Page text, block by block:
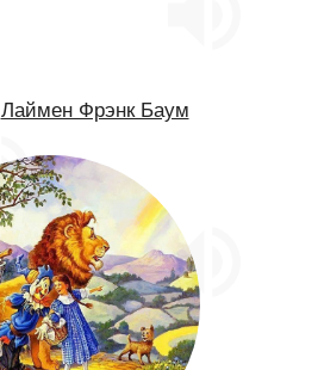
Лаймен Фрэнк Баум